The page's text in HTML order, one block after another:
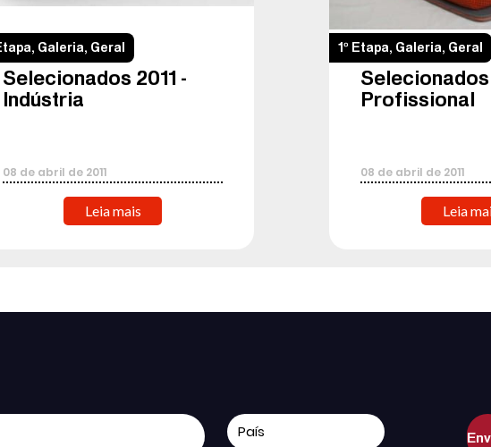
, Galeria, Geral
Selecionados 2011 –
Indústria
08 de abril de 2011
Leia mais
1º Etapa, Galeria, Geral
Selecionados
Profissional
08 de abril de 2011
Leia